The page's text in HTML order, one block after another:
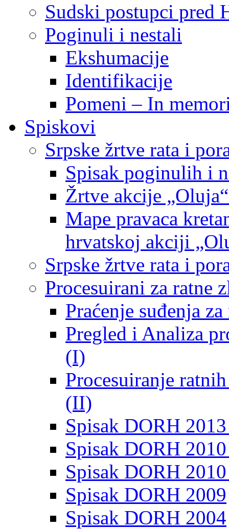
Sudski postupci pred
Poginuli i nestali
Ekshumacije
Identifikacije
Pomeni – In
Spiskovi
Srpske žrtve rata i
Spisak poginulih i
Žrtve akcije
Mape pravaca
hrvatskoj akciji
Srpske žrtve rata i
Procesuirani za ratne
Praćenje suđenja
Pregled i Analiza
(I)
Procesuiranje
(II)
Spisak DORH
Spisak DORH
Spisak DORH
Spisak DORH 2009
Spisak DORH 2004